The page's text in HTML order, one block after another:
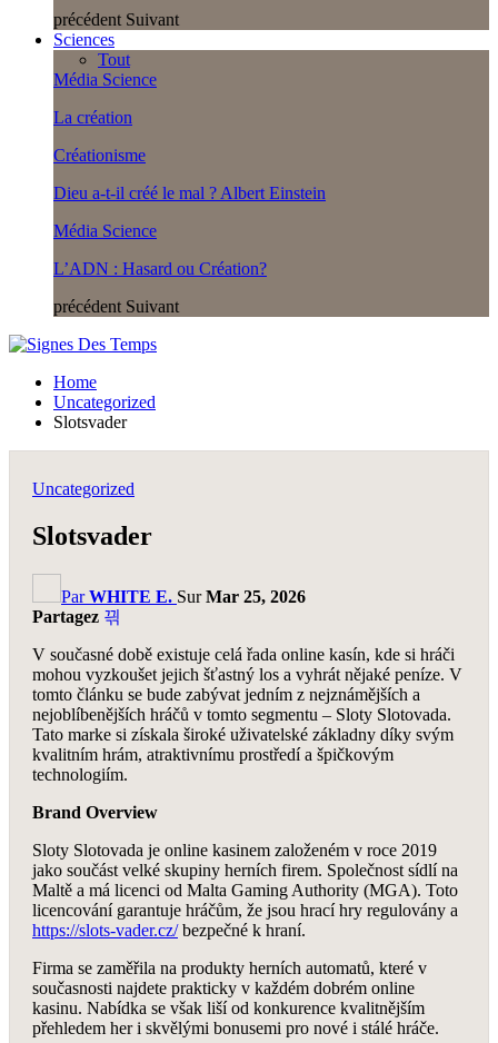
précédent Suivant
Sciences
Tout
Média Science
La création
Créationisme
Dieu a-t-il créé le mal ? Albert Einstein
Média Science
L’ADN : Hasard ou Création?
précédent Suivant
Home
Uncategorized
Slotsvader
Uncategorized
Slotsvader
ParWHITE E. SurMar 25, 2026
Partagez
V současné době existuje celá řada online kasín, kde si hráči
mohou vyzkoušet jejich šťastný los a vyhrát nějaké peníze. V
tomto článku se bude zabývat jedním z nejznámějších a
nejoblíbenějších hráčů v tomto segmentu – Sloty Slotovada.
Tato marke si získala široké uživatelské základny díky svým
kvalitním hrám, atraktivnímu prostředí a špičkovým
technologiím.
Brand Overview
Sloty Slotovada je online kasinem založeném v roce 2019
jako součást velké skupiny herních firem. Společnost sídlí na
Maltě a má licenci od Malta Gaming Authority (MGA). Toto
licencování garantuje hráčům, že jsou hrací hry regulovány a
https://slots-vader.cz/bezpečné k hraní.
Firma se zaměřila na produkty herních automatů, které v
současnosti najdete prakticky v každém dobrém online
kasinu. Nabídka se však liší od konkurence kvalitnějším
přehledem her i skvělými bonusemi pro nové i stálé hráče.